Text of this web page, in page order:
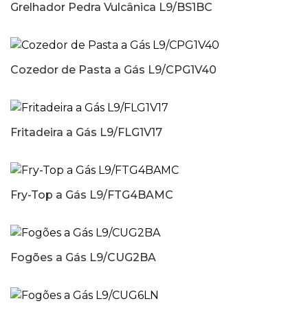
Grelhador Pedra Vulcânica L9/BS1BC
Cozedor de Pasta a Gás L9/CPG1V40
Fritadeira a Gás L9/FLG1V17
Fry-Top a Gás L9/FTG4BAMC
Fogões a Gás L9/CUG2BA